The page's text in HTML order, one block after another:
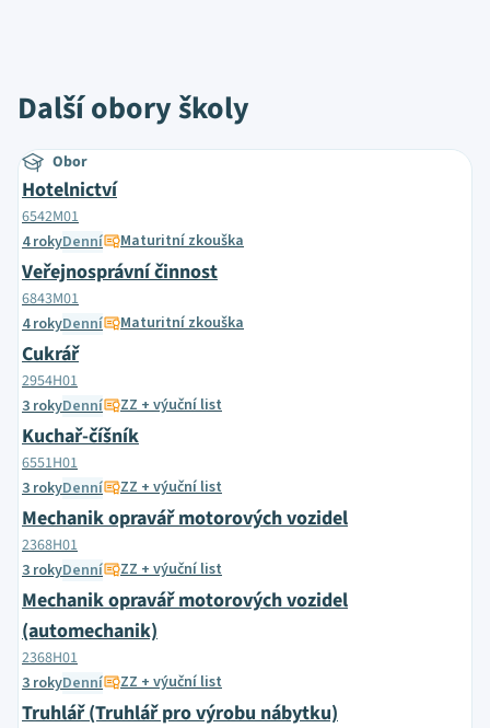
Další obory školy
Obor
Hotelnictví
6542M01
4 rokyDenní Maturitní zkouška
Veřejnosprávní činnost
6843M01
4 rokyDenní Maturitní zkouška
Cukrář
2954H01
3 rokyDenní ZZ + výuční list
Kuchař-číšník
6551H01
3 rokyDenní ZZ + výuční list
Mechanik opravář motorových vozidel
2368H01
3 rokyDenní ZZ + výuční list
Mechanik opravář motorových vozidel
(automechanik)
2368H01
3 rokyDenní ZZ + výuční list
Truhlář (Truhlář pro výrobu nábytku)